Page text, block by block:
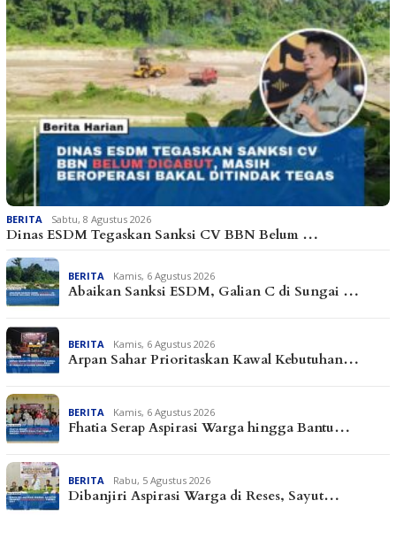
BERITA Sabtu, 8 Agustus 2026
Dinas ESDM Tegaskan Sanksi CV BBN Belum …
BERITA Kamis, 6 Agustus 2026
Abaikan Sanksi ESDM, Galian C di Sungai …
BERITA Kamis, 6 Agustus 2026
Arpan Sahar Prioritaskan Kawal Kebutuhan…
BERITA Kamis, 6 Agustus 2026
Fhatia Serap Aspirasi Warga hingga Bantu…
BERITA Rabu, 5 Agustus 2026
Dibanjiri Aspirasi Warga di Reses, Sayut…